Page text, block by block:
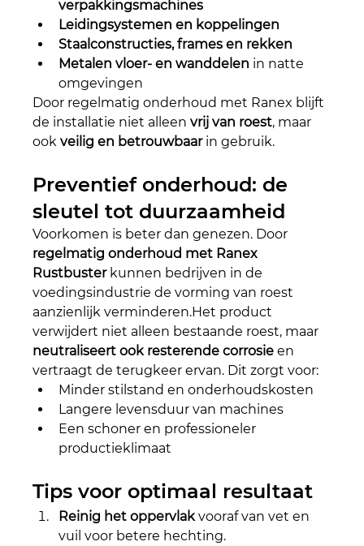
verpakkingsmachines
Leidingsystemen en koppelingen
Staalconstructies, frames en rekken
Metalen vloer- en wanddelen in natte
omgevingen
Door regelmatig onderhoud met Ranex blijft
de installatie niet alleen vrij van roest, maar
ook veilig en betrouwbaar in gebruik.
Preventief onderhoud: de
sleutel tot duurzaamheid
Voorkomen is beter dan genezen. Door
regelmatig onderhoud met Ranex
Rustbuster kunnen bedrijven in de
voedingsindustrie de vorming van roest
aanzienlijk verminderen.Het product
verwijdert niet alleen bestaande roest, maar
neutraliseert ook resterende corrosie en
vertraagt de terugkeer ervan. Dit zorgt voor:
Minder stilstand en onderhoudskosten
Langere levensduur van machines
Een schoner en professioneler
productieklimaat
Tips voor optimaal resultaat
Reinig het oppervlak vooraf van vet en
vuil voor betere hechting.